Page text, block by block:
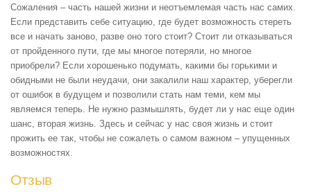
Сожаления – часть нашей жизни и неотъемлемая часть нас самих.
Если представить себе ситуацию, где будет возможность стереть
все и начать заново, разве оно того стоит? Стоит ли отказываться
от пройденного пути, где мы многое потеряли, но многое
приобрели? Если хорошенько подумать, какими бы горькими и
обидными не были неудачи, они закалили наш характер, уберегли
от ошибок в будущем и позволили стать нам теми, кем мы
являемся теперь. Не нужно размышлять, будет ли у нас еще один
шанс, вторая жизнь. Здесь и сейчас у нас своя жизнь и стоит
прожить ее так, чтобы не сожалеть о самом важном – упущенных
возможностях.
Отзыв